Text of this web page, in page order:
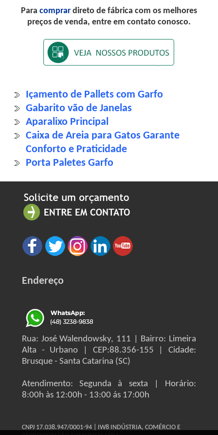
Para comprar direto de fábrica com os melhores
preços de venda, entre em contato conosco.
Içamento de Pallets com Garfo
Gabarito vão de Janelas
Aparalixo Principal
Caixa de Areia para Gatos Garante
Conforto e Praticidade
Porta Paletes Garfo
Endereço
Rua: José Walendowsky, 111 | Bairro: Limeira
Alta - Urbano | CEP:88.356-155 | Cidade:
Brusque - Santa Catarina (SC)
Atendimento: Segunda à sexta | Horário:
8:00h às 12:00h - 13:00 ás 17:00h
CNPJ 17.038.947/0001-94 | IW8 INDÚSTRIA, COMÉRCIO E